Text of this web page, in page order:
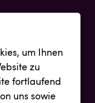
um Ihnen
zu
fortlaufend
uns sowie